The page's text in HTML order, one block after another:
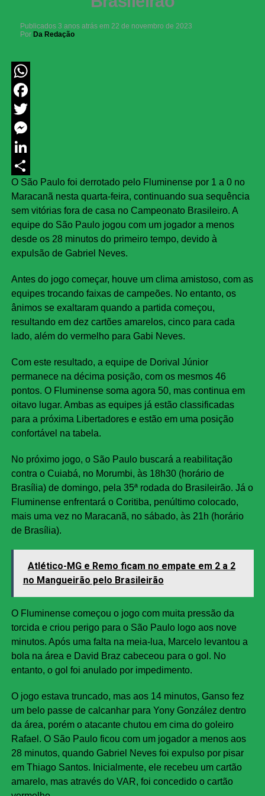
Publicados 3 anos atrás em 22 de novembro de 2023
Por Da Redação
WhatsApp
Facebook
Twitter
Messenger
LinkedIn
Share
O São Paulo foi derrotado pelo Fluminense por 1 a 0 no
Maracanã nesta quarta-feira, continuando sua sequência
sem vitórias fora de casa no Campeonato Brasileiro. A
equipe do São Paulo jogou com um jogador a menos
desde os 28 minutos do primeiro tempo, devido à
expulsão de Gabriel Neves.
Antes do jogo começar, houve um clima amistoso, com as
equipes trocando faixas de campeões. No entanto, os
ânimos se exaltaram quando a partida começou,
resultando em dez cartões amarelos, cinco para cada
lado, além do vermelho para Gabi Neves.
Com este resultado, a equipe de Dorival Júnior
permanece na décima posição, com os mesmos 46
pontos. O Fluminense soma agora 50, mas continua em
oitavo lugar. Ambas as equipes já estão classificadas
para a próxima Libertadores e estão em uma posição
confortável na tabela.
No próximo jogo, o São Paulo buscará a reabilitação
contra o Cuiabá, no Morumbi, às 18h30 (horário de
Brasília) de domingo, pela 35ª rodada do Brasileirão. Já o
Fluminense enfrentará o Coritiba, penúltimo colocado,
mais uma vez no Maracanã, no sábado, às 21h (horário
de Brasília).
Atlético-MG e Remo ficam no empate em 2 a 2
no Mangueirão pelo Brasileirão
O Fluminense começou o jogo com muita pressão da
torcida e criou perigo para o São Paulo logo aos nove
minutos. Após uma falta na meia-lua, Marcelo levantou a
bola na área e David Braz cabeceou para o gol. No
entanto, o gol foi anulado por impedimento.
O jogo estava truncado, mas aos 14 minutos, Ganso fez
um belo passe de calcanhar para Yony González dentro
da área, porém o atacante chutou em cima do goleiro
Rafael. O São Paulo ficou com um jogador a menos aos
28 minutos, quando Gabriel Neves foi expulso por pisar
em Thiago Santos. Inicialmente, ele recebeu um cartão
amarelo, mas através do VAR, foi concedido o cartão